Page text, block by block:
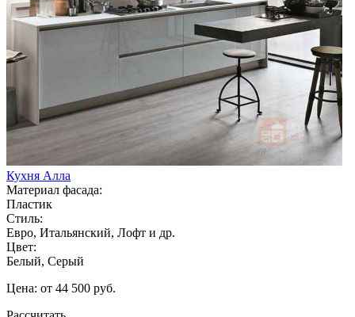
Кухня Алла
Материал фасада:
Пластик
Стиль:
Евро, Итальянский, Лофт и др.
Цвет:
Белый, Серый
Цена: от 44 500 руб.